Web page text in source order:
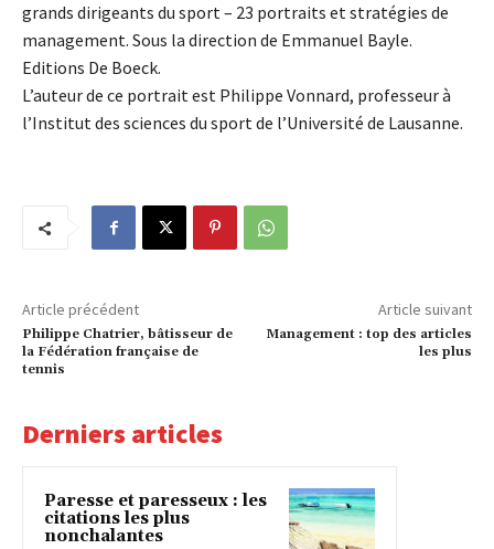
grands dirigeants du sport – 23 portraits et stratégies de
management. Sous la direction de Emmanuel Bayle.
Editions De Boeck.
L’auteur de ce portrait est Philippe Vonnard, professeur à
l’Institut des sciences du sport de l’Université de Lausanne.
Article précédent
Philippe Chatrier, bâtisseur de
la Fédération française de
tennis
Article suivant
Management : top des articles
les plus
Derniers articles
Paresse et paresseux : les
citations les plus
nonchalantes